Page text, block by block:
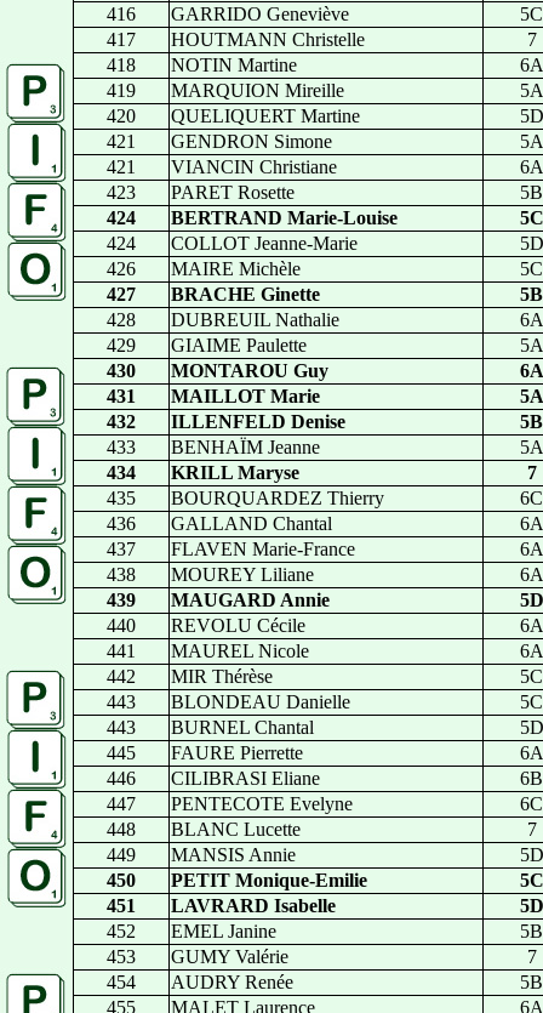
416
GARRIDO Geneviève
5C
417
HOUTMANN Christelle
7
418
NOTIN Martine
6A
419
MARQUION Mireille
5A
420
QUELIQUERT Martine
5D
421
GENDRON Simone
5A
421
VIANCIN Christiane
6A
423
PARET Rosette
5B
424
BERTRAND Marie-Louise
5C
424
COLLOT Jeanne-Marie
5D
426
MAIRE Michèle
5C
427
BRACHE Ginette
5B
428
DUBREUIL Nathalie
6A
429
GIAIME Paulette
5A
430
MONTAROU Guy
6A
431
MAILLOT Marie
5A
432
ILLENFELD Denise
5B
433
BENHAÏM Jeanne
5A
434
KRILL Maryse
7
435
BOURQUARDEZ Thierry
6C
436
GALLAND Chantal
6A
437
FLAVEN Marie-France
6A
438
MOUREY Liliane
6A
439
MAUGARD Annie
5D
440
REVOLU Cécile
6A
441
MAUREL Nicole
6A
442
MIR Thérèse
5C
443
BLONDEAU Danielle
5C
443
BURNEL Chantal
5D
445
FAURE Pierrette
6A
446
CILIBRASI Eliane
6B
447
PENTECOTE Evelyne
6C
448
BLANC Lucette
7
449
MANSIS Annie
5D
450
PETIT Monique-Emilie
5C
451
LAVRARD Isabelle
5D
452
EMEL Janine
5B
453
GUMY Valérie
7
454
AUDRY Renée
5B
455
MALET Laurence 6A